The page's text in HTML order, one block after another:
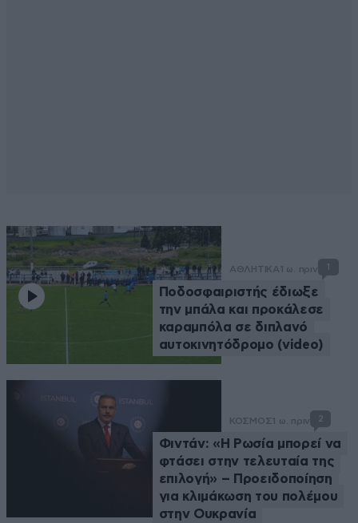
ΑΘΛΗΤΙΚΑ 1 ω. πριν 1
Ποδοσφαιριστής έδιωξε
την μπάλα και προκάλεσε
καραμπόλα σε διπλανό
αυτοκινητόδρομο (video)
ΚΟΣΜΟΣ 1 ω. πριν 2
Φιντάν: «Η Ρωσία μπορεί να
φτάσει στην τελευταία της
επιλογή» – Προειδοποίηση
για κλιμάκωση του πολέμου
στην Ουκρανία